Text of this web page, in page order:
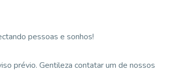
pessoas e sonhos!
prévio. Gentileza contatar um de nossos